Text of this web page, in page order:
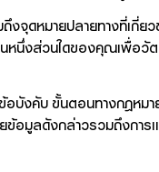
จุดหมายปลายทางที่เกี่ยว
นหนึ่งส่วนใดของคุณเพื่อ
อบังคับ ขั้นตอนทางกฎห
ข้อมูลดังกล่าวรวมถึงกา